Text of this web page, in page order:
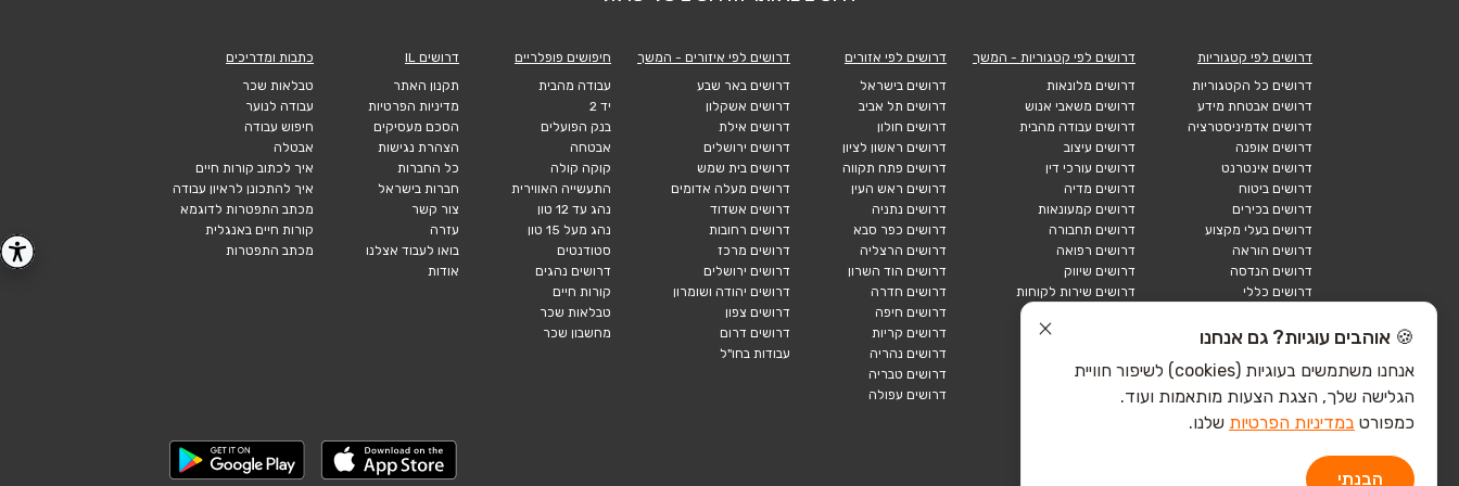
דרושים לפי קטגוריות
דרושים כל הקטגוריות
דרושים אבטחת מידע
דרושים אדמיניסטרציה
דרושים אופנה
דרושים אינטרנט
דרושים ביטוח
דרושים בכירים
דרושים בעלי מקצוע
דרושים הוראה
דרושים הנדסה
דרושים כללי
דרושים לוגיסטיקה
דרושים מכירות
הייטק חומרה
דרושים לפי קטגוריות - המשך
דרושים מלונאות
דרושים משאבי אנוש
דרושים עבודה מהבית
דרושים עיצוב
דרושים עורכי דין
דרושים מדיה
דרושים קמעונאות
דרושים תחבורה
דרושים רפואה
דרושים שיווק
דרושים שירות לקוחות
הייטק כללי
הייטק תוכנה
דרושים לפי אזורים
דרושים בישראל
דרושים תל אביב
דרושים חולון
דרושים ראשון לציון
דרושים פתח תקווה
דרושים ראש העין
דרושים נתניה
דרושים כפר סבא
דרושים הרצליה
דרושים הוד השרון
דרושים חדרה
דרושים חיפה
דרושים קריות
דרושים נהריה
דרושים טבריה
דרושים עפולה
דרושים לפי איזורים - המשך
דרושים באר שבע
דרושים אשקלון
דרושים אילת
דרושים ירושלים
דרושים בית שמש
דרושים מעלה אדומים
דרושים אשדוד
דרושים רחובות
דרושים מרכז
דרושים ירושלים
דרושים יהודה ושומרון
דרושים צפון
דרושים דרום
עבודות בחו"ל
חיפושים פופלריים
עבודה מהבית
יד 2
בנק הפועלים
אבטחה
קוקה קולה
התעשייה האווירית
נהג עד 12 טון
נהג מעל 15 טון
סטודנטים
דרושים נהגים
קורות חיים
טבלאות שכר
מחשבון שכר
דרושים IL
תקנון האתר
מדיניות הפרטיות
הסכם מעסיקים
הצהרת נגישות
כל החברות
חברות בישראל
צור קשר
עזרה
בואו לעבוד אצלנו
אודות
כתבות ומדריכים
טבלאות שכר
עבודה לנוער
חיפוש עבודה
אבטלה
איך לכתוב קורות חיים
איך להתכונן לראיון עבודה
מכתב התפטרות לדוגמא
קורות חיים באנגלית
מכתב התפטרות
🍪 אוהבים עוגיות? גם אנחנו
אנחנו משתמשים בעוגיות (cookies) לשיפור חוויית
הגלישה שלך, הצגת הצעות מותאמות ועוד.
כמפורט במדיניות הפרטיות שלנו.
הבנתי